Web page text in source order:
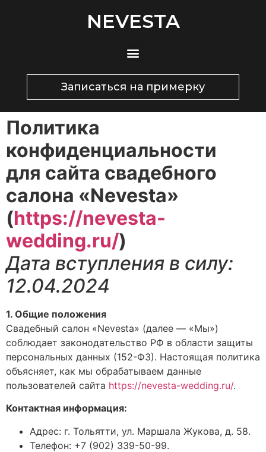
NEVESTA
Записаться на примерку
Политика
конфиденциальности
для сайта свадебного
салона «Nevesta»
(https://nevesta-
wedding.ru/)
Дата вступления в силу:
12.04.2024
1. Общие положения
Свадебный салон «Nevesta» (далее — «Мы»)
соблюдает законодательство РФ в области защиты
персональных данных (152-ФЗ). Настоящая политика
объясняет, как мы обрабатываем данные
пользователей сайта https://nevesta-wedding.ru/.
Контактная информация:
Адрес: г. Тольятти, ул. Маршала Жукова, д. 58.
Телефон: +7 (902) 339-50-99.